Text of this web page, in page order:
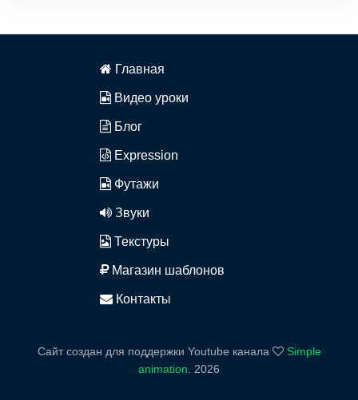
Главная
Видео уроки
Блог
Expression
Футажи
Звуки
Текстуры
Магазин шаблонов
Контакты
Сайт создан для поддержки Youtube канала
Simple
animation
2026